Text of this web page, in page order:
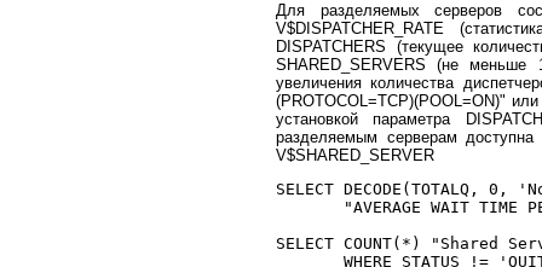
Для разделяемых серверов
V$DISPATCHER_RATE
DISPATCHERS (текущее
SHARED_SERVERS (не
увеличения количества
(PROTOCOL=TCP)(POOL=ON)"
установкой параметра
разделяемым серверам
V$SHARED_SERVER
SELECT DECODE(TOTALQ, 0,
"AVERAGE WAIT TIME
SELECT COUNT(*) "Shared